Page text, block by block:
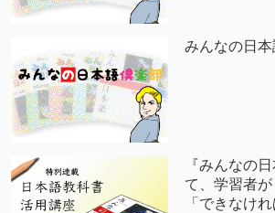
みんなの日
『みんなの
て、学習者が
「できなけ